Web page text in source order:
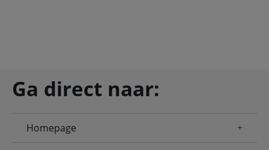
Ga direct naar:
Homepage